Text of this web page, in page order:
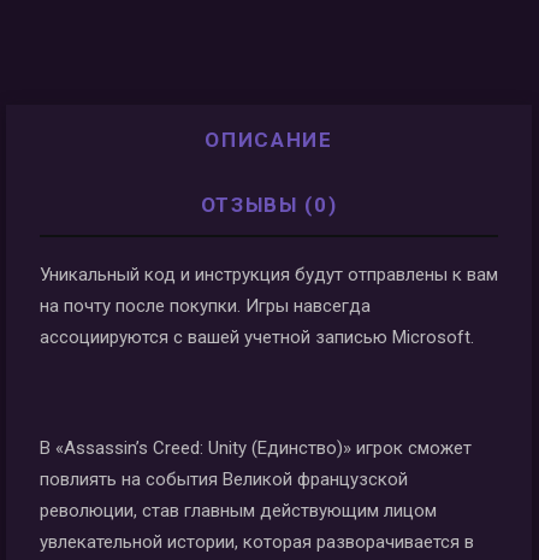
ОПИСАНИЕ
ОТЗЫВЫ (0)
Уникальный код и инструкция будут отправлены к вам
на почту после покупки. Игры навсегда
ассоциируются с вашей учетной записью Microsoft.
В «Assassin’s Creed: Unity (Единство)» игрок сможет
повлиять на события Великой французской
революции, став главным действующим лицом
увлекательной истории, которая разворачивается в